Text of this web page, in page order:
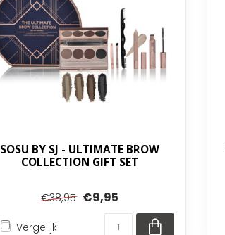
SOSU BY SJ - ULTIMATE BROW
COLLECTION GIFT SET
€38,95 €9,95
Vergelijk